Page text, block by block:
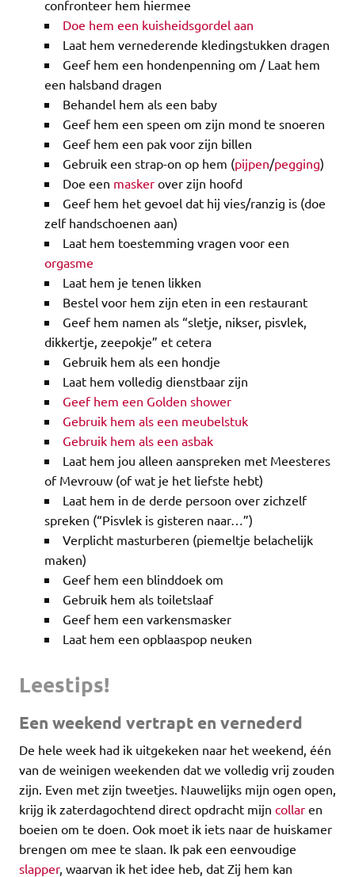
confronteer hem hiermee
Doe hem een kuisheidsgordel aan
Laat hem vernederende kledingstukken dragen
Geef hem een hondenpenning om / Laat hem
een halsband dragen
Behandel hem als een baby
Geef hem een speen om zijn mond te snoeren
Geef hem een pak voor zijn billen
Gebruik een strap-on op hem (pijpen/pegging)
Doe een masker over zijn hoofd
Geef hem het gevoel dat hij vies/ranzig is (doe
zelf handschoenen aan)
Laat hem toestemming vragen voor een
orgasme
Laat hem je tenen likken
Bestel voor hem zijn eten in een restaurant
Geef hem namen als “sletje, nikser, pisvlek,
dikkertje, zeepokje” et cetera
Gebruik hem als een hondje
Laat hem volledig dienstbaar zijn
Geef hem een Golden shower
Gebruik hem als een meubelstuk
Gebruik hem als een asbak
Laat hem jou alleen aanspreken met Meesteres
of Mevrouw (of wat je het liefste hebt)
Laat hem in de derde persoon over zichzelf
spreken (“Pisvlek is gisteren naar…”)
Verplicht masturberen (piemeltje belachelijk
maken)
Geef hem een blinddoek om
Gebruik hem als toiletslaaf
Geef hem een varkensmasker
Laat hem een opblaaspop neuken
Leestips!
Een weekend vertrapt en vernederd
De hele week had ik uitgekeken naar het weekend, één
van de weinigen weekenden dat we volledig vrij zouden
zijn. Even met zijn tweetjes. Nauwelijks mijn ogen open,
krijg ik zaterdagochtend direct opdracht mijn collar en
boeien om te doen. Ook moet ik iets naar de huiskamer
brengen om mee te slaan. Ik pak een eenvoudige
slapper, waarvan ik het idee heb, dat Zij hem kan